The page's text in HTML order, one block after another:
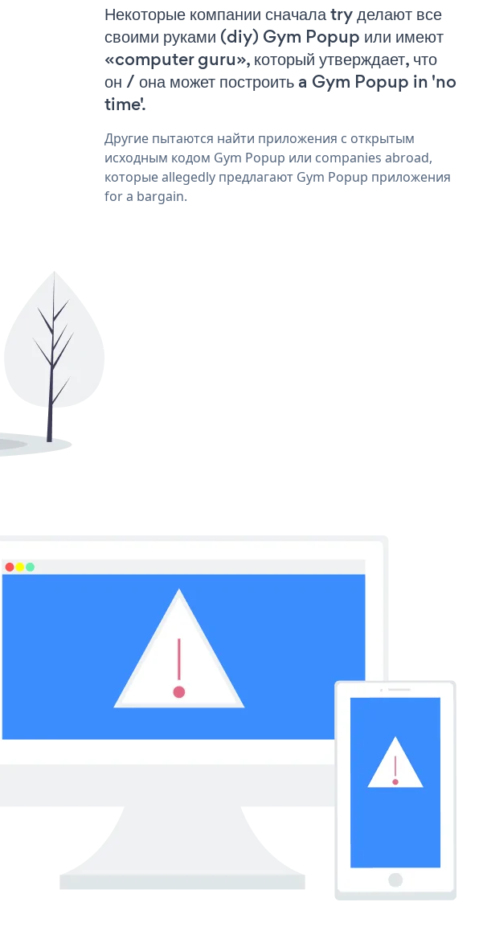
Некоторые компании сначала try делают все
своими руками (diy) Gym Popup или имеют
«computer guru», который утверждает, что
он / она может построить a Gym Popup in 'no
time'.
Другие пытаются найти приложения с открытым
исходным кодом Gym Popup или companies abroad,
которые allegedly предлагают Gym Popup приложения
for a bargain.